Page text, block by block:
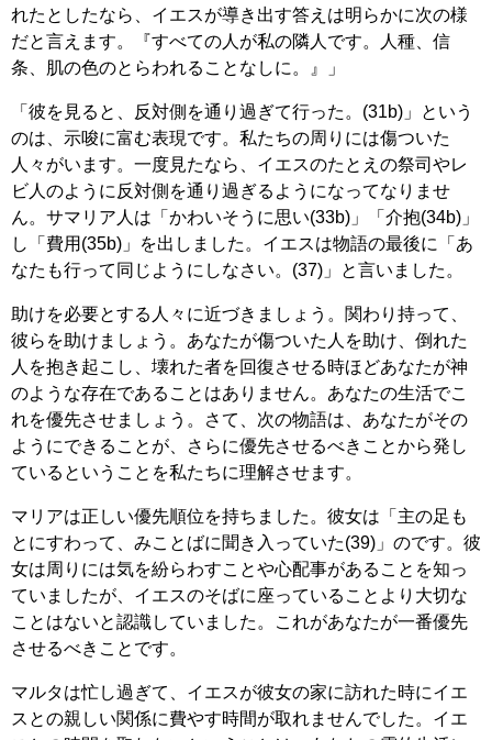
れたとしたなら、イエスが導き出す答えは明らかに次の様
だと言えます。『すべての人が私の隣人です。人種、信
条、肌の色のとらわれることなしに。』」
「彼を見ると、反対側を通り過ぎて行った。(31b)」という
のは、示唆に富む表現です。私たちの周りには傷ついた
人々がいます。一度見たなら、イエスのたとえの祭司やレ
ビ人のように反対側を通り過ぎるようになってなりませ
ん。サマリア人は「かわいそうに思い(33b)」「介抱(34b)」
し「費用(35b)」を出しました。イエスは物語の最後に「あ
なたも行って同じようにしなさい。(37)」と言いました。
助けを必要とする人々に近づきましょう。関わり持って、
彼らを助けましょう。あなたが傷ついた人を助け、倒れた
人を抱き起こし、壊れた者を回復させる時ほどあなたが神
のような存在であることはありません。あなたの生活でこ
れを優先させましょう。さて、次の物語は、あなたがその
ようにできることが、さらに優先させるべきことから発し
ているということを私たちに理解させます。
マリアは正しい優先順位を持ちました。彼女は「主の足も
とにすわって、みことばに聞き入っていた(39)」のです。彼
女は周りには気を紛らわすことや心配事があることを知っ
ていましたが、イエスのそばに座っていることより大切な
ことはないと認識していました。これがあなたが一番優先
させるべきことです。
マルタは忙し過ぎて、イエスが彼女の家に訪れた時にイエ
スとの親しい関係に費やす時間が取れませんでした。イエ